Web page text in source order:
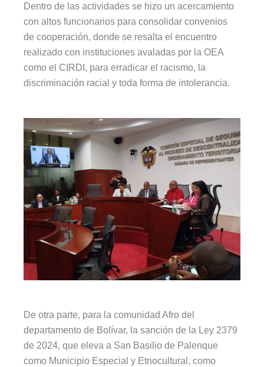
Dentro de las actividades se hizo un acercamiento
con altos funcionarios para consolidar convenios
de cooperación, donde se resalta el encuentro
realizado con instituciones avaladas por la OEA
como el CIRDI, para erradicar el racismo, la
discriminación racial y toda forma de intolerancia.
De otra parte, para la comunidad Afro del
departamento de Bolívar, la sanción de la Ley 2379
de 2024, que eleva a San Basilio de Palenque
como Municipio Especial y Etnocultural, como